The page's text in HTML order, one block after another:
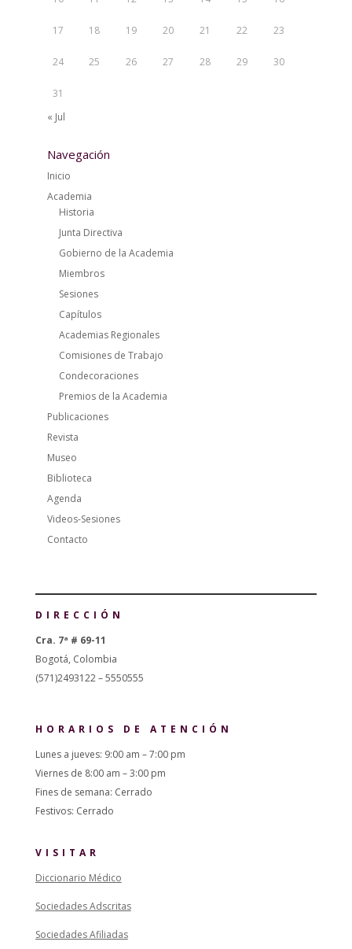
17 18 19 20 21 22 23
24 25 26 27 28 29 30
31
« Jul
Navegación
Inicio
Academia
Historia
Junta Directiva
Gobierno de la Academia
Miembros
Sesiones
Capítulos
Academias Regionales
Comisiones de Trabajo
Condecoraciones
Premios de la Academia
Publicaciones
Revista
Museo
Biblioteca
Agenda
Videos-Sesiones
Contacto
DIRECCIÓN
Cra. 7ª # 69-11
Bogotá, Colombia
(571)2493122 – 5550555
HORARIOS DE ATENCIÓN
Lunes a jueves: 9:00 am – 7:00 pm
Viernes de 8:00 am – 3:00 pm
Fines de semana: Cerrado
Festivos: Cerrado
VISITAR
Diccionario Médico
Sociedades Adscritas
Sociedades Afiliadas